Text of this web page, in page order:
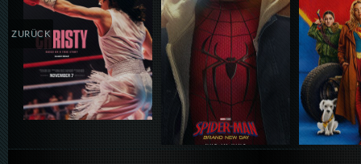
ZURÜCK